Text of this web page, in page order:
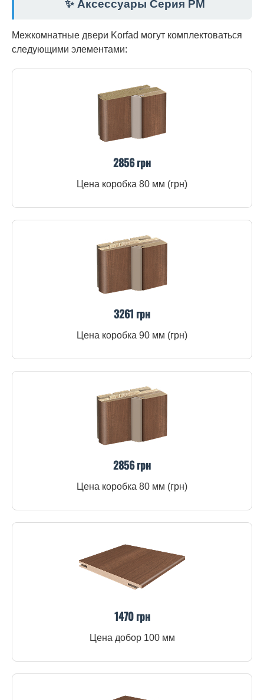
✨ Аксессуары Серия PM
Межкомнатные двери Korfad могут комплектоваться
следующими элементами:
2856 грн
Цена коробка 80 мм (грн)
3261 грн
Цена коробка 90 мм (грн)
2856 грн
Цена коробка 80 мм (грн)
1470 грн
Цена добор 100 мм